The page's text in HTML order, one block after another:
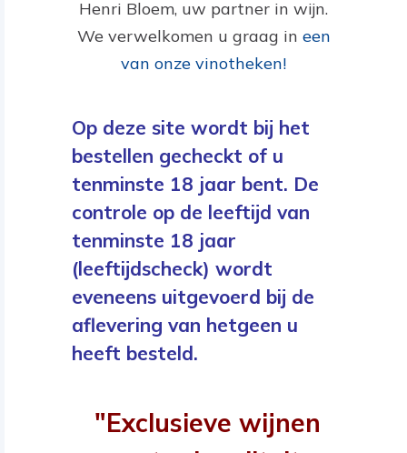
Henri Bloem, uw partner in wijn.
We verwelkomen u graag in een
van onze vinotheken!
Op deze site wordt bij het
bestellen gecheckt of u
tenminste 18 jaar bent. De
controle op de leeftijd van
tenminste 18 jaar
(leeftijdscheck) wordt
eveneens uitgevoerd bij de
aflevering van hetgeen u
heeft besteld.
"Exclusieve wijnen